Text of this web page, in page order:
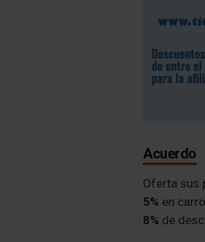
Acuerdo
Oferta sus
5% en
8% de